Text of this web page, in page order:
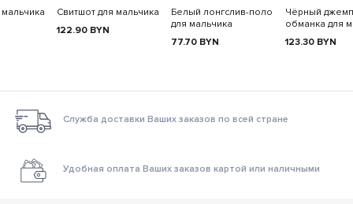
Свитшот для мальчика
122.90 BYN
Белый лонгслив-поло
для мальчика
77.70 BYN
Чёрный
обманка для
123.30 BYN
Служба доставки Ваших заказов по всей стране
Удобная оплата Ваших заказов картой или наличными